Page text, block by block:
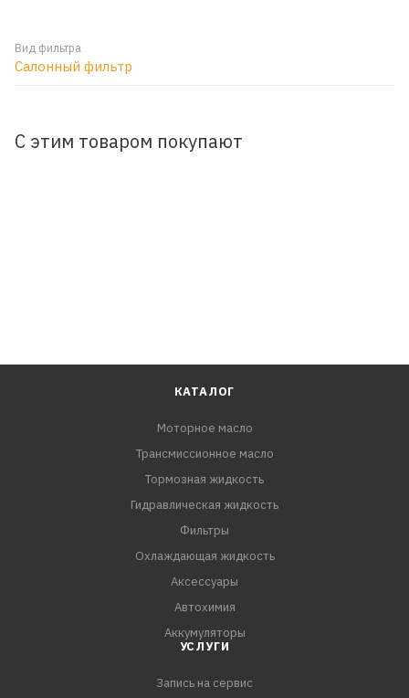
Вид фильтра
Салонный фильтр
С этим товаром покупают
КАТАЛОГ
Моторное масло
Трансмиссионное масло
Тормозная жидкость
Гидравлическая жидкость
Фильтры
Охлаждающая жидкость
Аксессуары
Автохимия
Аккумуляторы
УСЛУГИ
Запись на сервис